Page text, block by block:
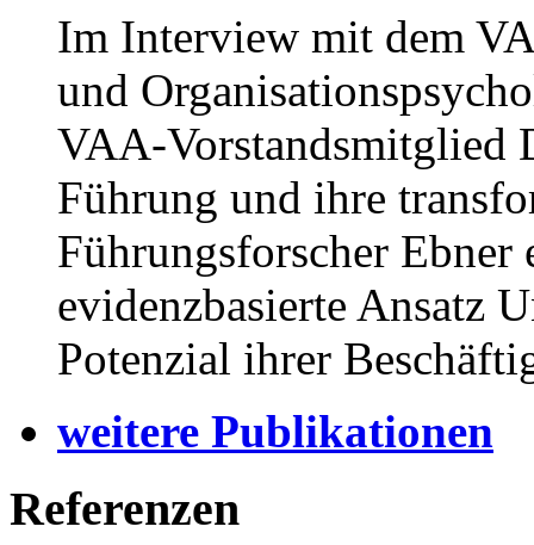
Im Interview mit dem
und
VAA-Vorstandsmitglied
Führung und ihre
Führungsforscher Ebner
evidenzbasierte Ansatz
Potenzial ihrer
weitere Publikationen
Referenzen